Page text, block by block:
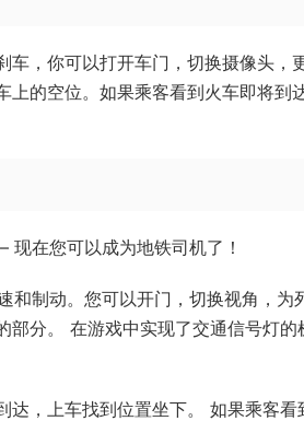
车，你可以打开车门，切换摄像头，
上的空位。如果乘客看到火车即将到
现在您可以成为地铁司机了！
和制动。您可以开门，切换视角，为
部分。 在游戏中实现了交通信号灯
达，上车找到位置坐下。 如果乘客